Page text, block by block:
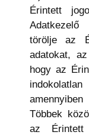
Érintett
Adatkezelő
törölje az
adatokat,
hogy az
Többek
az Érintett